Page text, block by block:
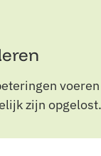
zijn opgelost.